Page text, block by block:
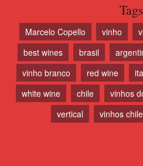
Tags
Marcelo Copello vinho
best wines
brasil
vinho branco
red wine
white wine
chile vinhos
vertical
vinhos